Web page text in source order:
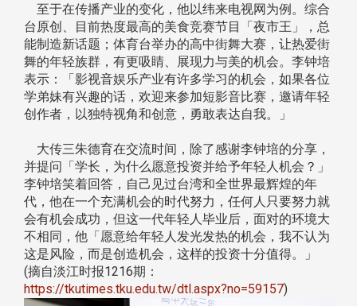
至于在传播产业的变化，他以纬来电视网为例。综合
台原创、目前热度最高的美食竞赛节目「夜市王」，总
能制造新话题；体育台举办的高中街舞大赛，让热爱街
舞的年轻族群，有更吸睛、展现力与美的机会。李钟培
表示：「影视音娱乐产业有许多学习的机会，如果各位
学弟妹有兴趣的话，欢迎来参加短影音比赛，邀请年轻
创作者，以独特视角和创意，勇敢表达自我。」
大传三朱德育在交流时间，除了感谢李钟培的分享，
并提问「学长，为什么愿意投资并给予年轻人机会？」
李钟培笑着回答，自己见过台湾和全世界最辉煌的年
代，他在一个充满机会的时代努力，任何人只要努力就
会有机会成功，但这一代年轻人毕业后，面对的环境大
不相同，他「愿意给年轻人发光发热的机会，我不认为
这是风险，而是创造机会，这样的投资十分值得。」
(摘自淡江时报1216期：
https://tkutimes.tku.edu.tw/dtl.aspx?no=59157)